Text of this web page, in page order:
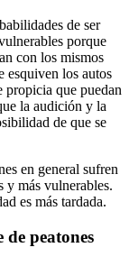
de ser
porque
con los mismos
esquiven los autos
propicia que puedan
la audición y la
de que se
en general sufren
y más vulnerables.
es más tardada.
de peatones